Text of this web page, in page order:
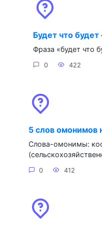
Будет что
Фраза «будет что
0 422
5 слов омонимов
Слова-омонимы:
0 412